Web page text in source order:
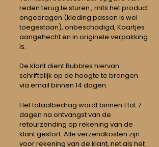
reden terug te sturen , mits het product
ongedragen (kleding passen is wel
toegestaan), onbeschadigd, Kaartjes
aangehecht en in originele verpakking
is.
De klant dient Bubbles hiervan
schriftelijk op de hoogte te brengen
via email binnen 14 dagen.
Het totaalbedrag wordt binnen 1 tot 7
dagen na ontvangst van de
retourzending op rekening van de
klant gestort. Alle verzendkosten zijn
voor rekening van de klant, net als het